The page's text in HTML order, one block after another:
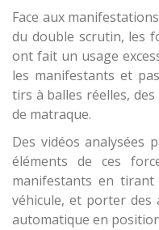
Face aux
du double scrutin, les
ont fait un usage
les manifestants et
tirs à balles réelles,
de matraque.
Des vidéos analysées
éléments de ces
manifestants en
véhicule, et porter des
automatique en